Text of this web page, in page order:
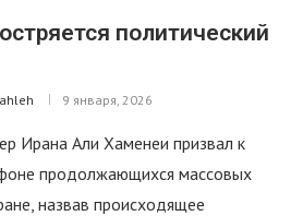
политический
9 января, 2026
Ирана Али Хаменеи призвал к
продолжающихся массовых
назвав происходящее